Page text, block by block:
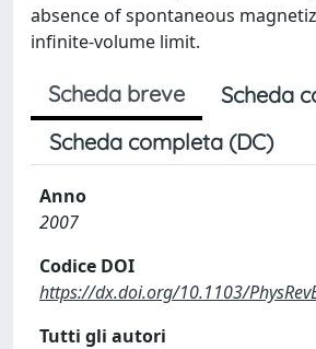
absence of spontaneous
infinite-volume limit.
Scheda breve
Scheda
Scheda completa (DC)
Anno
2007
Codice DOI
https://dx.doi.org/10.1103/
Tutti gli autori